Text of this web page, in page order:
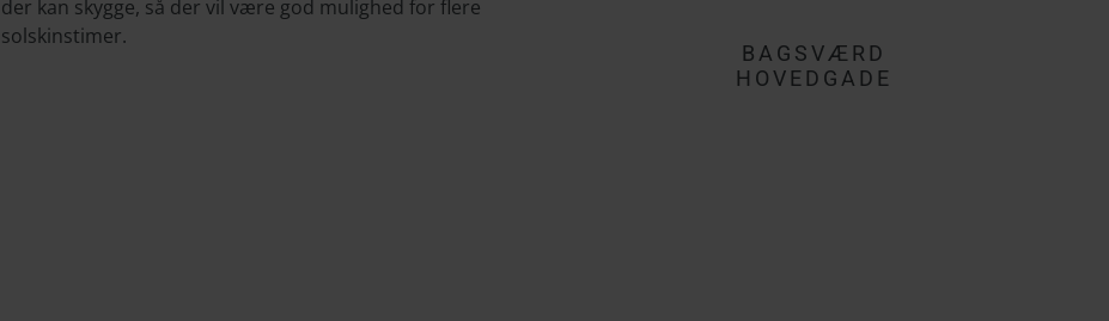
der kan skygge, så der vil være god mulighed for flere
solskinstimer.
BAGSVÆRD
HOVEDGADE